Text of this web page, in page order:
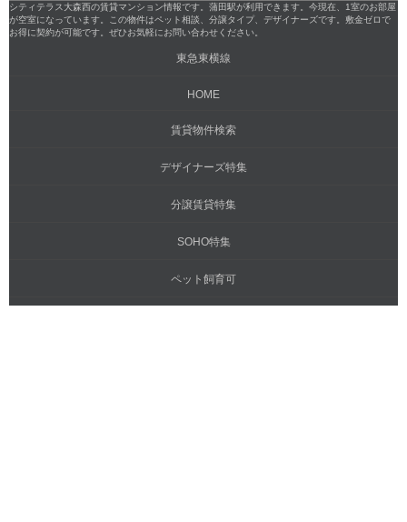
シティテラス大森西の賃貸マンション情報です。蒲田駅が利用できます。今現在、1室のお部屋
が空室になっています。この物件はペット相談、分譲タイプ、デザイナーズです。敷金ゼロで
お得に契約が可能です。ぜひお気軽にお問い合わせください。
東急東横線
HOME
賃貸物件検索
デザイナーズ特集
分譲賃貸特集
SOHO特集
ペット飼育可